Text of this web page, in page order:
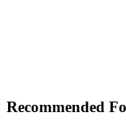
Recommended